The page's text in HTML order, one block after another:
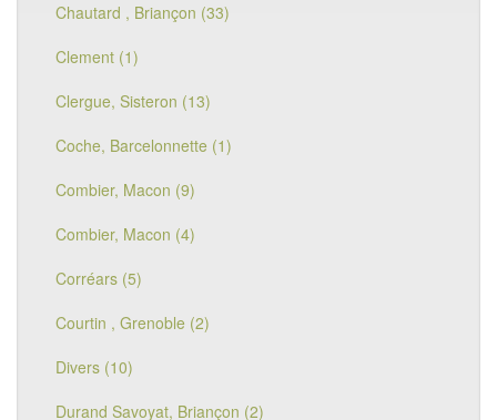
Chautard , Briançon (33)
Clement (1)
Clergue, Sisteron (13)
Coche, Barcelonnette (1)
Combier, Macon (9)
Combier, Macon (4)
Corréars (5)
Courtin , Grenoble (2)
Divers (10)
Durand Savoyat, Briançon (2)